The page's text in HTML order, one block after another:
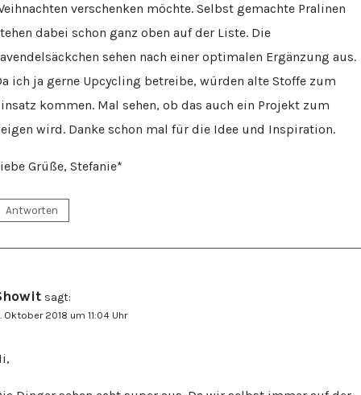
verschenken möchte. Selbst gemachte Pralinen
dabei schon ganz oben auf der Liste. Die
sehen nach einer optimalen Ergänzung aus.
ich ja gerne Upcycling betreibe, würden alte Stoffe zum
kommen. Mal sehen, ob das auch ein Projekt zum
wird. Danke schon mal für die Idee und Inspiration.
Grüße, Stefanie*
Antworten
sagt:
Oktober 2018 um 11:04 Uhr